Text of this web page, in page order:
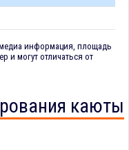
информация, площадь
и могут отличаться от
каюты